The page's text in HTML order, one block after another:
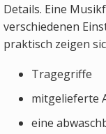
Details. Eine
verschiedenen
praktisch zeigen
Tragegriffe
mitgelieferte
eine